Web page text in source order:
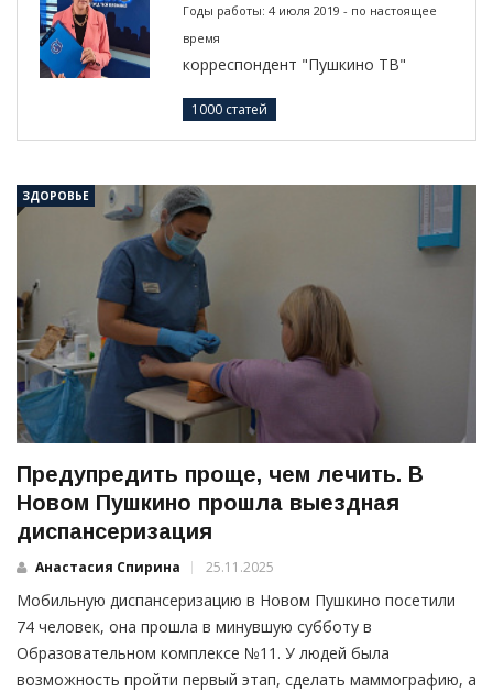
Годы работы: 4 июля 2019 - по настоящее
время
корреспондент "Пушкино ТВ"
1000 статей
ЗДОРОВЬЕ
Предупредить проще, чем лечить. В
Новом Пушкино прошла выездная
диспансеризация
Анастасия Спирина 25.11.2025
Мобильную диспансеризацию в Новом Пушкино посетили
74 человек, она прошла в минувшую субботу в
Образовательном комплексе №11. У людей была
возможность пройти первый этап, сделать маммографию, а